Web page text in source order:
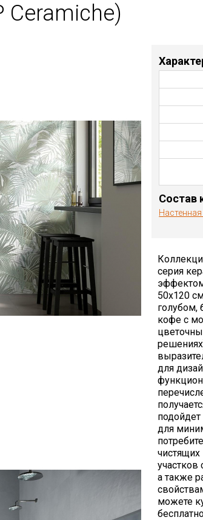
Ceramiche)
Состав
серия
50х120
кофе с
для
подойдет
для
а также
можете